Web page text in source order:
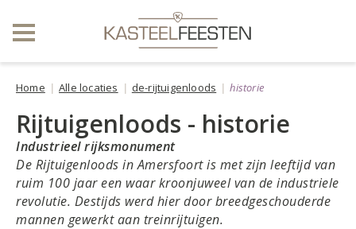
Home Alle locaties de-rijtuigenloods historie
Rijtuigenloods - historie
Industrieel rijksmonument
De Rijtuigenloods in Amersfoort is met zijn leeftijd van
ruim 100 jaar een waar kroonjuweel van de industriele
revolutie. Destijds werd hier door breedgeschouderde
mannen gewerkt aan treinrijtuigen.